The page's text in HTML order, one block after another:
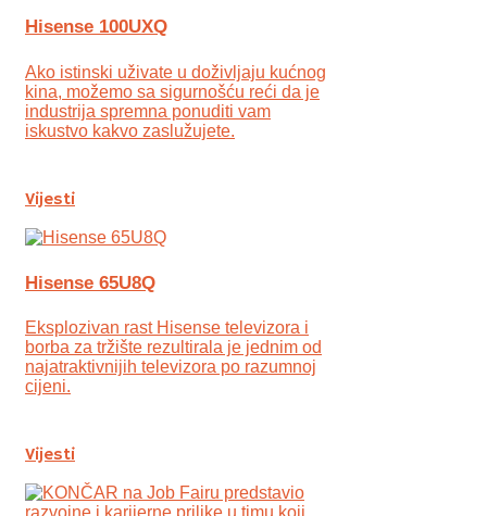
Hisense 100UXQ
Ako istinski uživate u doživljaju kućnog
kina, možemo sa sigurnošću reći da je
industrija spremna ponuditi vam
iskustvo kakvo zaslužujete.
Vijesti
Hisense 65U8Q
Eksplozivan rast Hisense televizora i
borba za tržište rezultirala je jednim od
najatraktivnijih televizora po razumnoj
cijeni.
Vijesti